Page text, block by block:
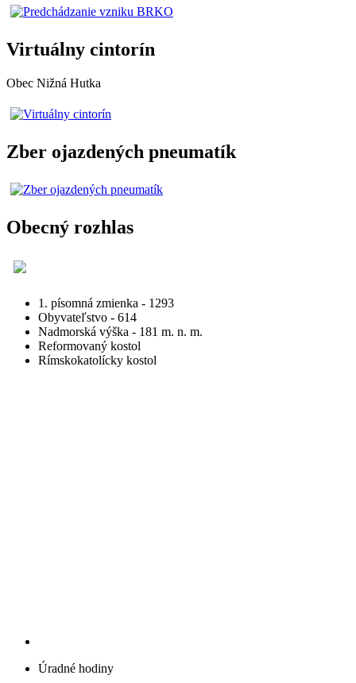
Virtuálny cintorín
Obec Nižná Hutka
Zber ojazdených pneumatík
Obecný rozhlas
1. písomná zmienka - 1293
Obyvateľstvo - 614
Nadmorská výška - 181 m. n. m.
Reformovaný kostol
Rímskokatolícky kostol
Úradné hodiny